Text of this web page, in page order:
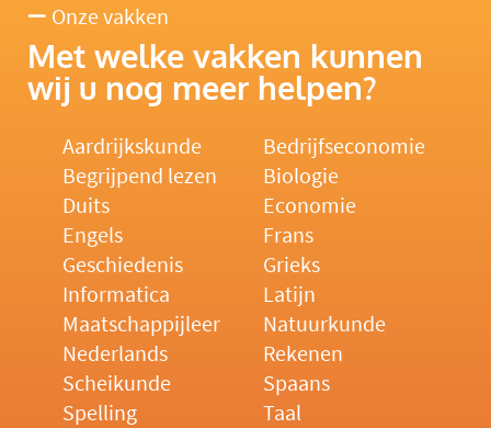
Onze vakken
Met welke vakken kunnen
wij u nog meer helpen?
Aardrijkskunde
Bedrijfseconomie
Begrijpend lezen
Biologie
Duits
Economie
Engels
Frans
Geschiedenis
Grieks
Informatica
Latijn
Maatschappijleer
Natuurkunde
Nederlands
Rekenen
Scheikunde
Spaans
Spelling
Taal